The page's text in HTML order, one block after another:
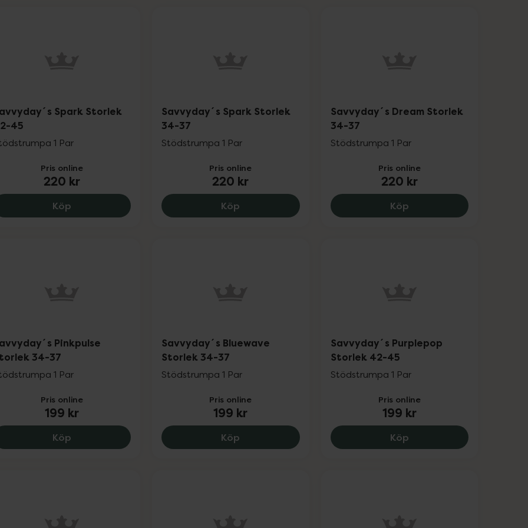
Spark Storlek
45
1 Par
Pris online
220 kr
Köp Savvyday´s Spark Storlek 42-45, 220 kr.
Savvyday´s Spark Storlek
34-37
Stödstrumpa 1 Par
Pris online
220 kr
Köp Savvyday´s Spark Storlek 34-37, 220 kr.
Savvyday´s Dream Storlek
34-37
Stödstrumpa 1 Par
Pris online
220 kr
KöpSavvyday´s Dream
Pinkpulse
34-37
1 Par
Pris online
199 kr
Köp Savvyday´s Pinkpulse Storlek 34-37, 199 kr.
Savvyday´s Bluewave
Storlek 34-37
Stödstrumpa 1 Par
Pris online
199 kr
Köp Savvyday´s Bluewave Storlek 34-37, 199 kr.
Savvyday´s Purplepop
Storlek 42-45
Stödstrumpa 1 Par
Pris online
199 kr
KöpSavvyday´s Purplepop